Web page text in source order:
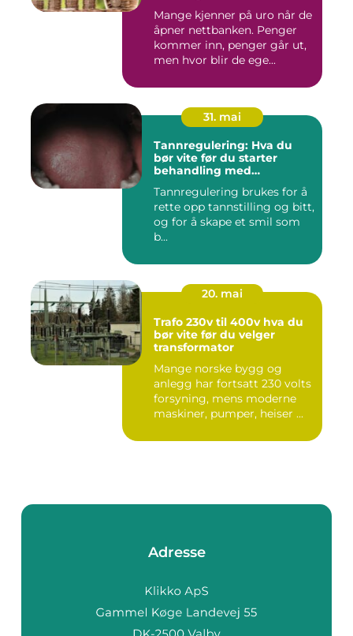
Mange kjenner på uro når de
åpner nettbanken. Penger
kommer inn, penger går ut,
men hvor blir de ege...
31. mai
Tannregulering: Hva du
bør vite før du starter
behandling med
Tannregulering brukes for å
rette opp tannstilling og bitt,
og for å skape et smil som
b...
20. mai
Trafo 230v til 400v hva du
bør vite før du velger
transformator
Mange norske bygg og
anlegg har fortsatt 230 volts
forsyning, mens moderne
maskiner, pumper, heiser ...
Adresse